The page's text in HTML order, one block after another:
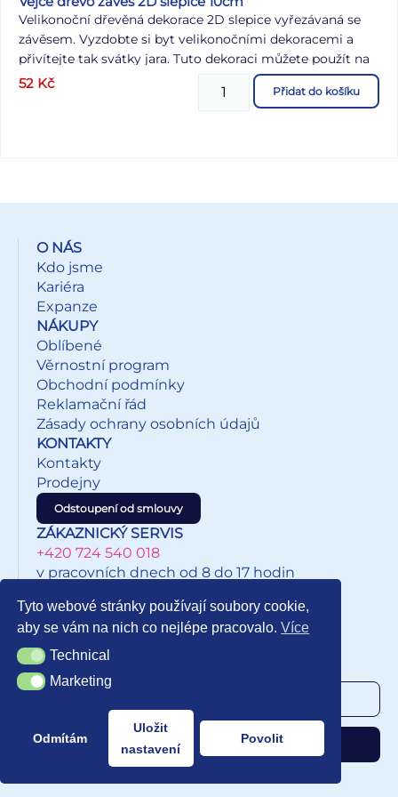
Velikonoční dřevěná dekorace 2D slepice vyřezávaná se
závěsem. Vyzdobte si byt velikonočními dekoracemi a
přivítejte tak svátky jara. Tuto dekoraci můžete použít na
dekorování velikonočních věnců nebo větviček. Dekorace
má provázek na zavěšení. Velikost: 100 mm Dodáváme v
52 Kč Přidat do košíku
O NÁS
Kdo jsme
Kariéra
Expanze
NÁKUPY
Oblíbené
Věrnostní program
Obchodní podmínky
Reklamační řád
Zásady ochrany osobních údajů
KONTAKTY
Kontakty
Prodejny
Odstoupení od smlouvy
ZÁKAZNICKÝ SERVIS
+420 724 540 018
v pracovních dnech od 8 do 17 hodin
NEWSLETTER
Tyto webové stránky používají soubory cookie,
aby se vám na nich co nejlépe pracovalo.Více
TechnicalTechnical
MarketingMarketing
Odmítám
Uložit
nastavení
Povolit